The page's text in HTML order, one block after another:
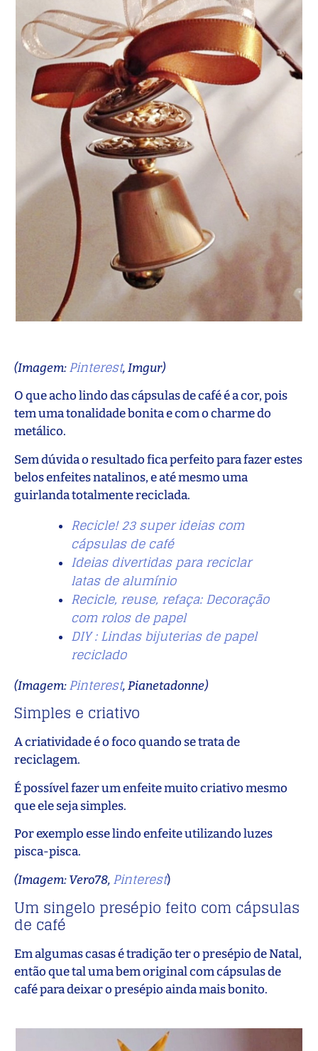
(Imagem:Pinterest, Imgur)
O que acho lindo das cápsulas de café é a cor, pois
tem uma tonalidade bonita e com o charme do
metálico.
Sem dúvida o resultado fica perfeito para fazer estes
belos enfeites natalinos, e até mesmo uma
guirlanda totalmente reciclada.
Recicle! 23 super ideias com
cápsulas de café
Ideias divertidas para reciclar
latas de alumínio
Recicle, reuse, refaça: Decoração
com rolos de papel
DIY : Lindas bijuterias de papel
reciclado
(Imagem:Pinterest, Pianetadonne)
Simples e criativo
A criatividade é o foco quando se trata de
reciclagem.
É possível fazer um enfeite muito criativo mesmo
que ele seja simples.
Por exemplo esse lindo enfeite utilizando luzes
pisca-pisca.
(Imagem: Vero78, Pinterest)
Um singelo presépio feito com cápsulas
de café
Em algumas casas é tradição ter o presépio de Natal,
então que tal uma bem original com cápsulas de
café para deixar o presépio ainda mais bonito.